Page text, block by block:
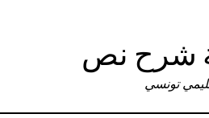
شرح نص
تونسي